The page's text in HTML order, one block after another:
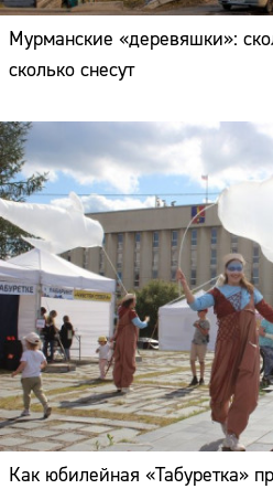
Мурманские «деревяшки»:
сколько снесут
Как юбилейная «Табуретка»